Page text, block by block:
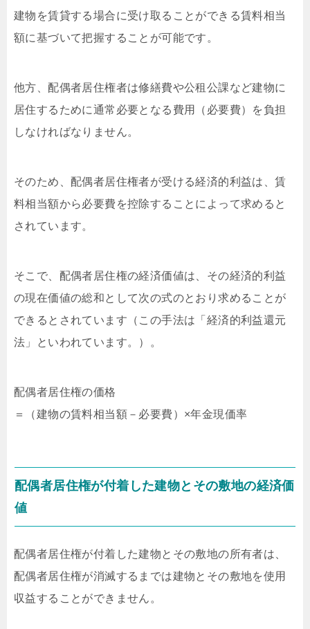
建物を賃貸する場合に受け取ることができる賃料相当
額に基づいて把握することが可能です。
他方、配偶者居住権者は修繕費や公租公課など建物に
居住するために通常必要となる費用（必要費）を負担
しなければなりません。
そのため、配偶者居住権者が受ける経済的利益は、賃
料相当額から必要費を控除することによって求めると
されています。
そこで、配偶者居住権の経済価値は、その経済的利益
の現在価値の総和として次の式のとおり求めることが
できるとされています（この手法は「経済的利益還元
法」といわれています。）。
配偶者居住権の価格
＝（建物の賃料相当額－必要費）×年金現価率
配偶者居住権が付着した建物とその敷地の経済価
値
配偶者居住権が付着した建物とその敷地の所有者は、
配偶者居住権が消滅するまでは建物とその敷地を使用
収益することができません。